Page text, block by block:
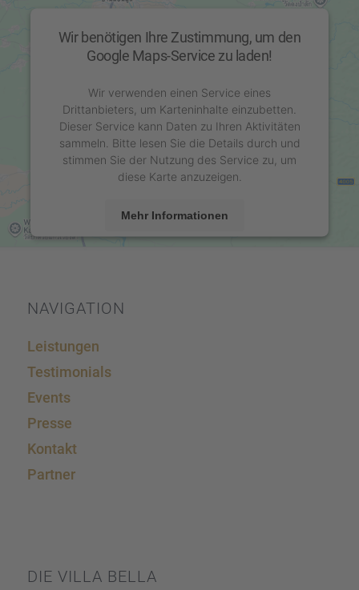
Wir benötigen Ihre Zustimmung, um den
Google Maps-Service zu laden!
Wir verwenden einen Service eines
Drittanbieters, um Karteninhalte einzubetten.
Dieser Service kann Daten zu Ihren Aktivitäten
sammeln. Bitte lesen Sie die Details durch und
stimmen Sie der Nutzung des Service zu, um
diese Karte anzuzeigen.
Mehr Informationen
NAVIGA­TION
Leistun­gen
Testi­mo­ni­als
Events
Presse
Kontakt
Partner
DIE VILLA BELLA